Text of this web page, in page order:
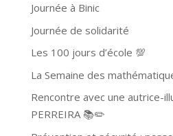
Journée à Binic
Journée de solidarité
Les 100 jours d’école 💯
La Semaine des
Rencontre avec une autrice-
PERREIRA 📚✏️